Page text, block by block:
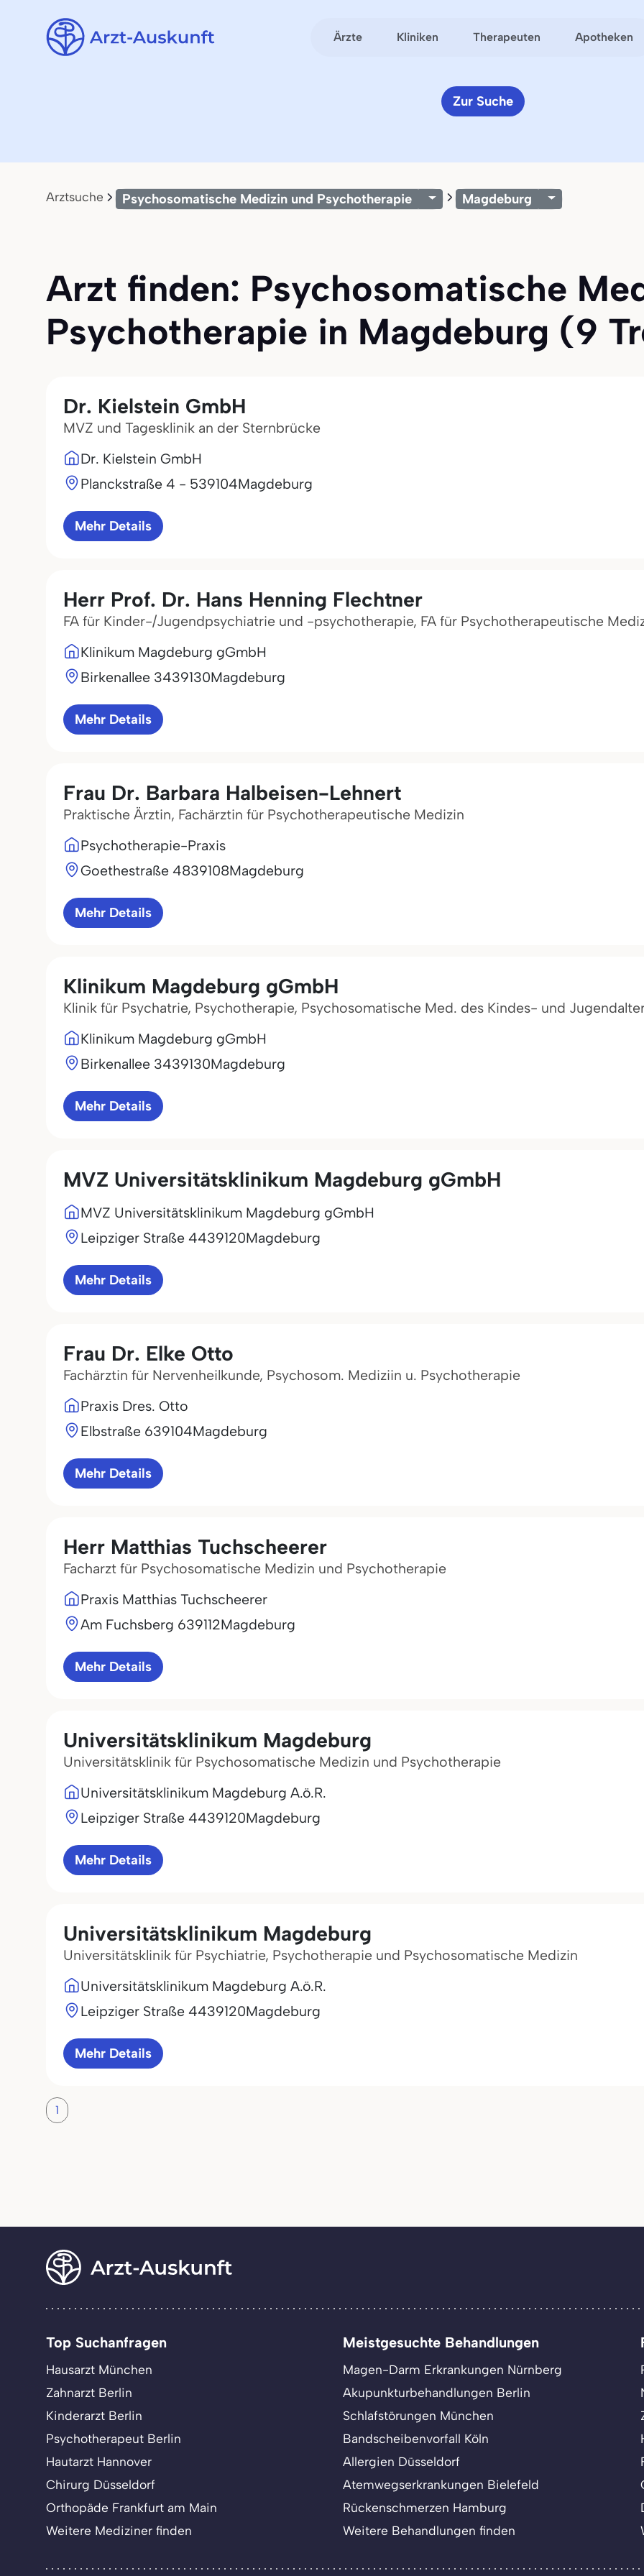
Ärzte Kliniken Therapeuten Apotheken
Zur Suche
Arztsuche Psychosomatische Medizin und Psychotherapie Magdeburg
Arzt finden: Psychosomatische
Psychotherapie in Magdeburg (9
Dr. Kielstein GmbH
MVZ und Tagesklinik an der Sternbrücke
Dr. Kielstein GmbH
Planckstraße 4 - 539104Magdeburg
Mehr Details
Herr Prof. Dr. Hans Henning Flechtner
FA für Kinder-/Jugendpsychiatrie und -psychotherapie, FA für Psychotherapeutische
Klinikum Magdeburg gGmbH
Birkenallee 3439130Magdeburg
Mehr Details
Frau Dr. Barbara Halbeisen-Lehnert
Praktische Ärztin, Fachärztin für Psychotherapeutische Medizin
Psychotherapie-Praxis
Goethestraße 4839108Magdeburg
Mehr Details
Klinikum Magdeburg gGmbH
Klinik für Psychatrie, Psychotherapie, Psychosomatische Med. des Kindes- und
Klinikum Magdeburg gGmbH
Birkenallee 3439130Magdeburg
Mehr Details
MVZ Universitätsklinikum Magdeburg gGmbH
MVZ Universitätsklinikum Magdeburg gGmbH
Leipziger Straße 4439120Magdeburg
Mehr Details
Frau Dr. Elke Otto
Fachärztin für Nervenheilkunde, Psychosom. Mediziin u. Psychotherapie
Praxis Dres. Otto
Elbstraße 639104Magdeburg
Mehr Details
Herr Matthias Tuchscheerer
Facharzt für Psychosomatische Medizin und Psychotherapie
Praxis Matthias Tuchscheerer
Am Fuchsberg 639112Magdeburg
Mehr Details
Universitätsklinikum Magdeburg
Universitätsklinik für Psychosomatische Medizin und Psychotherapie
Universitätsklinikum Magdeburg A.ö.R.
Leipziger Straße 4439120Magdeburg
Mehr Details
Universitätsklinikum Magdeburg
Universitätsklinik für Psychiatrie, Psychotherapie und Psychosomatische Medizin
Universitätsklinikum Magdeburg A.ö.R.
Leipziger Straße 4439120Magdeburg
Mehr Details
1
Top Suchanfragen
Hausarzt München
Zahnarzt Berlin
Kinderarzt Berlin
Psychotherapeut Berlin
Hautarzt Hannover
Chirurg Düsseldorf
Orthopäde Frankfurt am Main
Weitere Mediziner finden
Meistgesuchte Behandlungen
Magen-Darm Erkrankungen Nürnberg
Akupunkturbehandlungen Berlin
Schlafstörungen München
Bandscheibenvorfall Köln
Allergien Düsseldorf
Atemwegserkrankungen Bielefeld
Rückenschmerzen Hamburg
Weitere Behandlungen finden